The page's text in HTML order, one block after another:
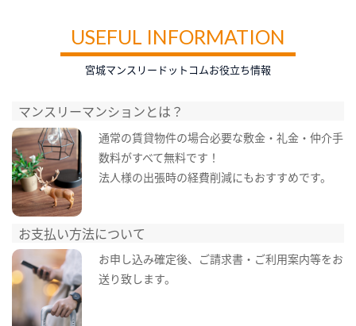
USEFUL INFORMATION
宮城マンスリードットコムお役立ち情報
マンスリーマンションとは？
通常の賃貸物件の場合必要な敷金・礼金・仲介手
数料がすべて無料です！
法人様の出張時の経費削減にもおすすめです。
お支払い方法について
お申し込み確定後、ご請求書・ご利用案内等をお
送り致します。